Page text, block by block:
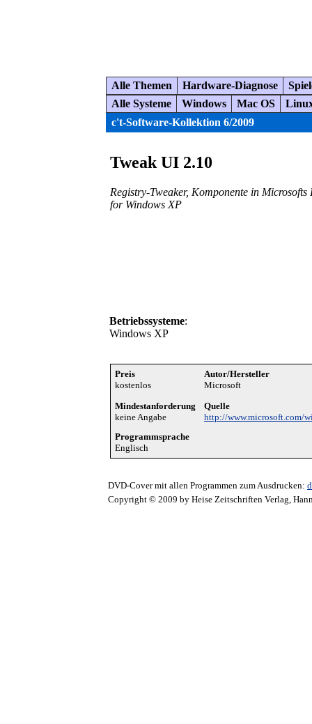
Alle Themen Hardware-Diagnose
Alle Systeme
Windows Mac OS
c't-Software-Kollektion 6/2009
Tweak UI 2.10
Registry-Tweaker, Komponente in Microsofts
for Windows XP
Betriebssysteme:
Windows XP
Preis
kostenlos
Autor/Hersteller
Microsoft
Mindestanforderung
keine Angabe
Quelle
http://www.microsoft.com/
Programmsprache
Englisch
DVD-Cover mit allen Programmen zum Ausdrucken:
Copyright © 2009 by Heise Zeitschriften Verlag,